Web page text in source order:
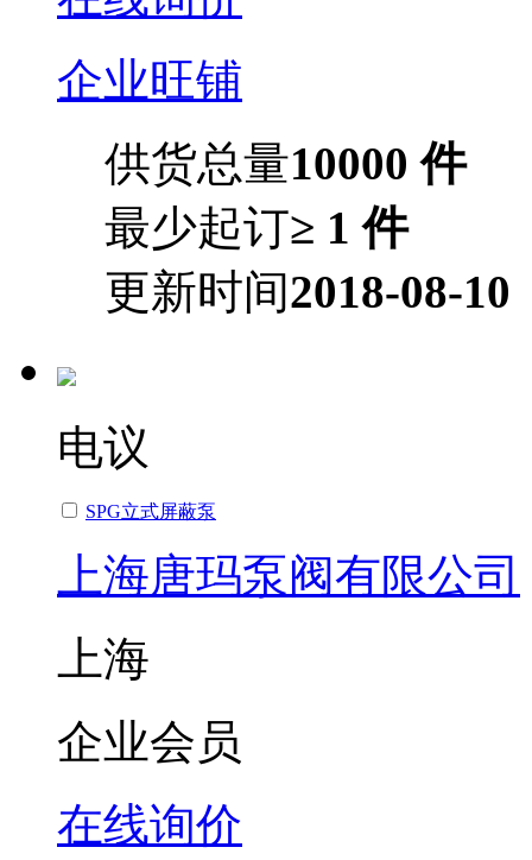
企业旺铺
供货总量10000 件
最少起订≥ 1 件
更新时间2018-08-10
电议
SPG立式屏蔽泵
上海唐玛泵阀有限公司
上海
企业会员
在线询价